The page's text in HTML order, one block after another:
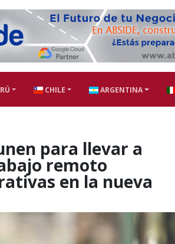
CHILE ARGENTINA
para llevar a
remoto
en la nueva